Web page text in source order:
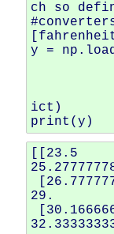
ch so
y
= np .
ict )
print ( y )
[[23.5
29.